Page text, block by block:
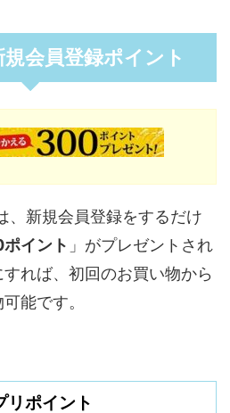
会員登録ポイント
、新規会員登録をするだけ
イント 」がプレゼントされ
れば、初回のお買い物から
能です。
リポイント